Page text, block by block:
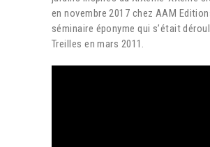
en novembre 2017 chez AAM
séminaire éponyme qui s’était
Treilles en mars 2011.